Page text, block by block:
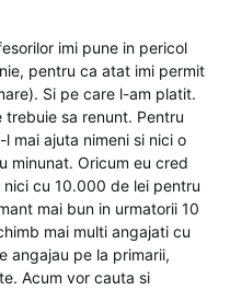
imi pune in pericol
pentru ca atat imi permit
Si pe care l-am platit.
sa renunt. Pentru
mai ajuta nimeni si nici o
minunat. Oricum eu cred
cu 10.000 de lei pentru
mai bun in urmatorii 10
mai multi angajati cu
angajau pe la primarii,
Acum vor cauta si